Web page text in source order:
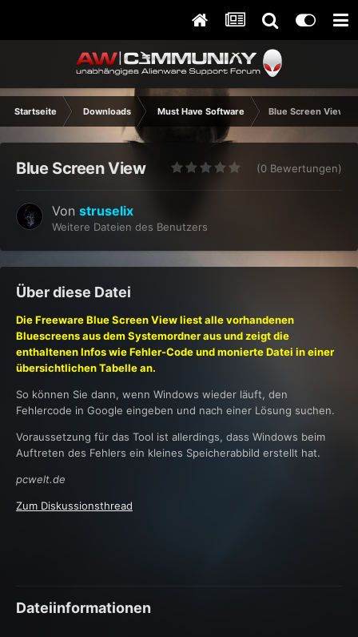
Startseite Downloads Must Have Software Blue Screen View
Blue Screen View (0 Bewertungen)
Von struselix
Weitere Dateien des Benutzers
Über diese Datei
Die Freeware Blue Screen View liest alle vorhandenen
Bluescreens aus dem Systemordner aus und zeigt die
enthaltenen Infos wie Fehler-Code und monierte Datei in einer
übersichtlichen Tabelle an.
So können Sie dann, wenn Windows wieder läuft, den
Fehlercode in Google eingeben und nach einer Lösung suchen.
Voraussetzung für das Tool ist allerdings, dass Windows beim
Auftreten des Fehlers ein kleines Speicherabbild erstellt hat.
pcwelt.de
Zum Diskussionsthread
Dateiinformationen